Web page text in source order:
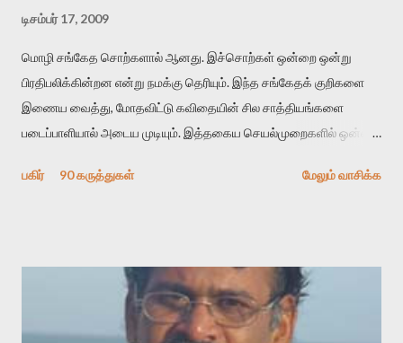
டிசம்பர் 17, 2009
மொழி சங்கேத சொற்களால் ஆனது. இச்சொற்கள் ஒன்றை ஒன்று
பிரதிபலிக்கின்றன என்று நமக்கு தெரியும். இந்த சங்கேதக் குறிகளை
இணைய வைத்து, மோதவிட்டு கவிதையின் சில சாத்தியங்களை
படைப்பாளியால் அடைய முடியும். இத்தகைய செயல்முறைகளில் ஒன்றை
காலத்தில் ஜாலவித்தைக்காரர்கள் வந்து போன பின் அவர்களின்
அதிகமாக்கும். கொல்லாது. ஒரு கனவை மீட்டெடுப்பதன் நோக்கம்
என்னவாக இருக்கும்? கவிதையின் அரூப இயக்கத்தை பொதுவயமாக
வடிக்க முயல்வதும் அதற்கே. கோயில் கருவறையின்
பகிர் 90 கருத்துகள் மேலும் வாசிக்க